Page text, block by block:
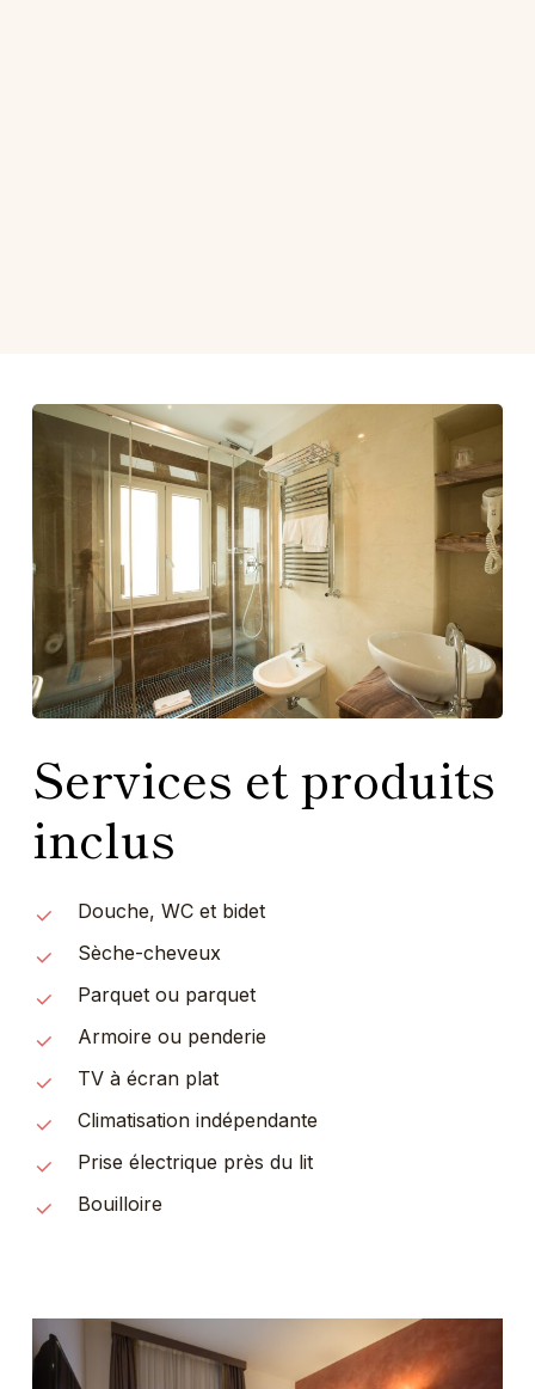
Services et produits
inclus
Douche, WC et bidet
Sèche-cheveux
Parquet ou parquet
Armoire ou penderie
TV à écran plat
Climatisation indépendante
Prise électrique près du lit
Bouilloire